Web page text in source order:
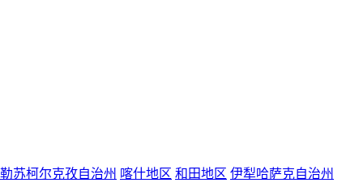
苏柯尔克孜自治州 喀什地区 和田地区 伊犁哈萨克自治州